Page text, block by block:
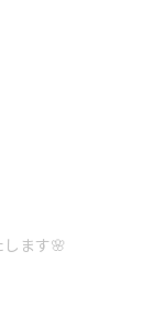
ます🌸